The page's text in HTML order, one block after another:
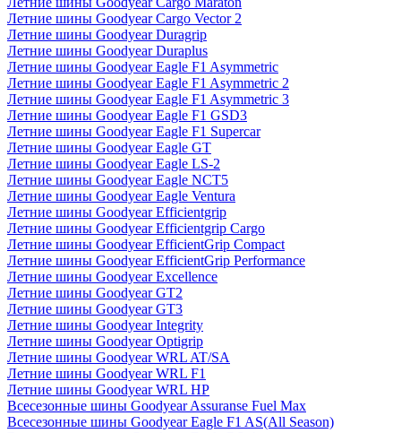
Летние шины Goodyear Cargo Vector 2
Летние шины Goodyear Duragrip
Летние шины Goodyear Duraplus
Летние шины Goodyear Eagle F1 Asymmetric
Летние шины Goodyear Eagle F1 Asymmetric 2
Летние шины Goodyear Eagle F1 Asymmetric 3
Летние шины Goodyear Eagle F1 GSD3
Летние шины Goodyear Eagle F1 Supercar
Летние шины Goodyear Eagle GT
Летние шины Goodyear Eagle LS-2
Летние шины Goodyear Eagle NCT5
Летние шины Goodyear Eagle Ventura
Летние шины Goodyear Efficientgrip
Летние шины Goodyear Efficientgrip Cargo
Летние шины Goodyear EfficientGrip Compact
Летние шины Goodyear EfficientGrip Performance
Летние шины Goodyear Excellence
Летние шины Goodyear GT2
Летние шины Goodyear GT3
Летние шины Goodyear Integrity
Летние шины Goodyear Optigrip
Летние шины Goodyear WRL AT/SA
Летние шины Goodyear WRL F1
Летние шины Goodyear WRL HP
Всесезонные шины Goodyear Assuranse Fuel Max
Всесезонные шины Goodyear Eagle F1 AS(All Season)